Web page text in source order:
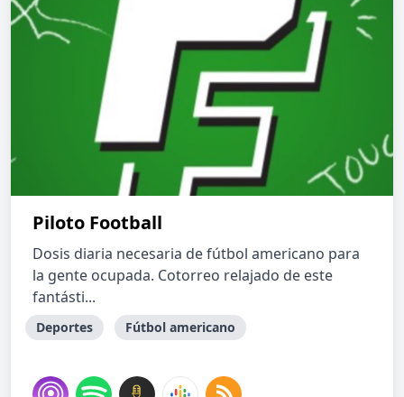
Piloto Football
Dosis diaria necesaria de fútbol americano para
la gente ocupada. Cotorreo relajado de este
fantásti...
Deportes Fútbol americano